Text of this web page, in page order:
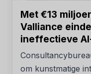
Met €13
Valliance
ineffectieve
om kunstmatige